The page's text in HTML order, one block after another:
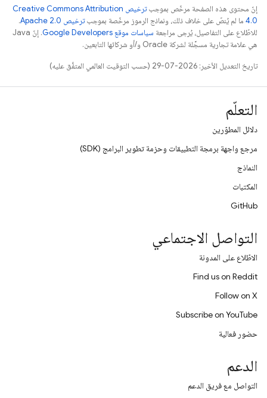
إنّ محتوى هذه الصفحة مرخّص بموجب
ترخيص Creative Commons Attribution
4.0‏ ما لم يُنصّ على خلاف ذلك، ونماذج الرموز مرخّصة بموجبترخيص Apache 2.0‏
.
للاطّلاع على التفاصيل، يُرجى مراجعة سياسات موقع Google Developers‏
. إنّ Java
هي علامة تجارية مسجَّلة لشركة Oracle و/أو شركائها التابعين.
تاريخ التعديل الأخير: 2026-07-29 (حسب التوقيت العالمي المتفَّق عليه)
التعلّم
دلائل المطوّرين
مرجع واجهة برمجة التطبيقات وحزمة تطوير البرامج (SDK)
النماذج
المكتبات
GitHub
التواصل الاجتماعي
الاطّلاع على المدونة
Find us on Reddit
Follow on X
Subscribe on YouTube
حضور فعالية
الدعم
التواصل مع فريق الدعم